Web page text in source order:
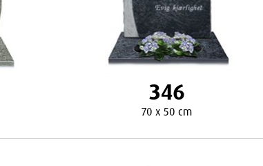
346
70 x 50 cm